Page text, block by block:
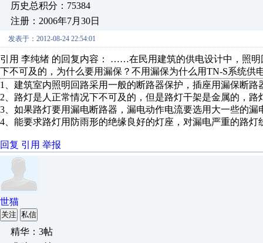
历史总积分：75384
注册：2006年7月30日
发表于：2012-08-24 22:54:01
引用 李纯绪 的回复内容： ……在民用建筑的供电设计中，照
下不可及的，为什么要用漏保？不用漏保为什么用TN-S系统供
1、建筑室内照明回路采用一般的断路器保护，插座用漏保断路
2、路灯是人正常情况下不可及的，但是路灯干架是金属的，
3、如果路灯要用漏电断路器，漏电动作电流要选用大一些的漏
4、能要求路灯用防雨形的绝缘良好的灯座，对漏电严重的路
回复 引用 举报
世猫
关注 私信
精华：3帖